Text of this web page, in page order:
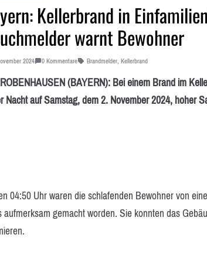
Kellerbrand in
warnt Bewohner
2024 0 Kommentare Brandmelder, Kellerbrand
(BAYERN): Bei einem Brand im
Nacht auf Samstag, dem 2. November 2024, hoher
04:50 Uhr waren die schlafenden Bewohner von
aufmerksam gemacht worden. Sie konnten das